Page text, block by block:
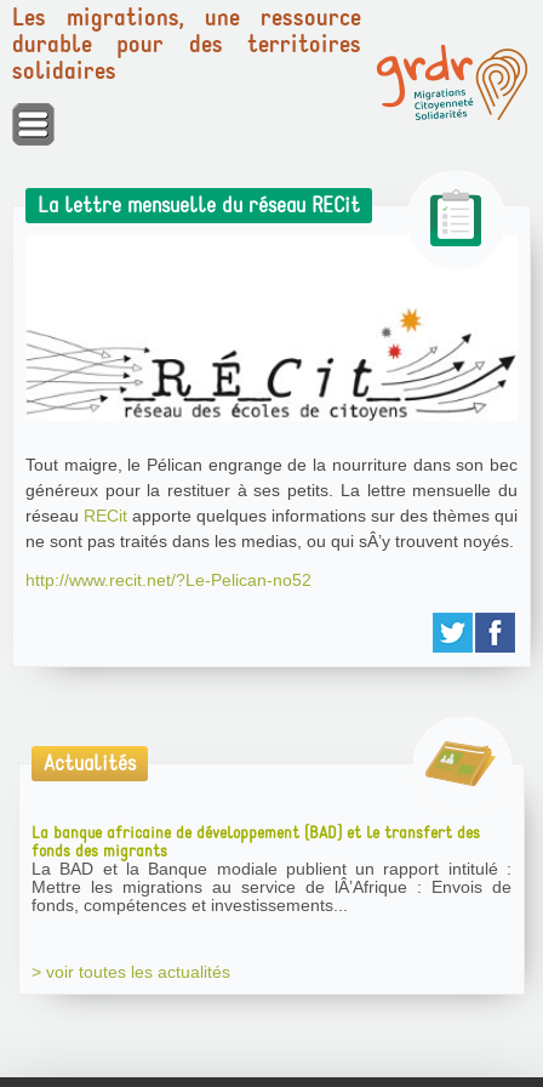
Panneau de gestion des cookies
Les migrations, une ressource
durable pour des territoires
solidaires
La lettre mensuelle du réseau RECit
Tout maigre, le Pélican engrange de la nourriture dans son bec
généreux pour la restituer à ses petits. La lettre mensuelle du
réseau RECit apporte quelques informations sur des thèmes qui
ne sont pas traités dans les medias, ou qui sÂ’y trouvent noyés.
http://www.recit.net/?Le-Pelican-no52
Actualités
La banque africaine de développement (BAD) et le transfert des
fonds des migrants
La BAD et la Banque modiale publient un rapport intitulé :
Mettre les migrations au service de lÂ’Afrique : Envois de
fonds, compétences et investissements...
> voir toutes les actualités